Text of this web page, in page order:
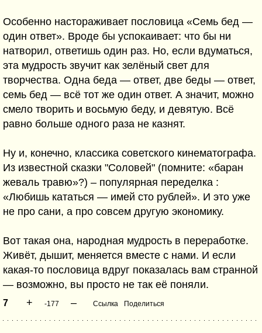
Особенно настораживает пословица «Семь бед —
один ответ». Вроде бы успокаивает: что бы ни
натворил, ответишь один раз. Но, если вдуматься,
эта мудрость звучит как зелёный свет для
творчества. Одна беда — ответ, две беды — ответ,
семь бед — всё тот же один ответ. А значит, можно
смело творить и восьмую беду, и девятую. Всё
равно больше одного раза не казнят.
Ну и, конечно, классика советского кинематографа.
Из известной сказки "Соловей" (помните: «баран
жеваль травю»?) – популярная переделка :
«Любишь кататься — имей сто рублей». И это уже
не про сани, а про совсем другую экономику.
Вот такая она, народная мудрость в переработке.
Живёт, дышит, меняется вместе с нами. И если
какая-то пословица вдруг показалась вам странной
— возможно, вы просто не так её поняли.
7 + -177 – Ссылка Поделиться